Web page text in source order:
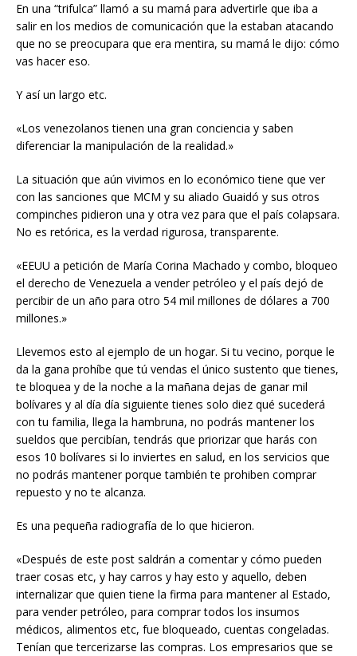
En una “trifulca” llamó a su mamá para advertirle que iba a
salir en los medios de comunicación que la estaban atacando
que no se preocupara que era mentira, su mamá le dijo: cómo
vas hacer eso.
Y así un largo etc.
«Los venezolanos tienen una gran conciencia y saben
diferenciar la manipulación de la realidad.»
La situación que aún vivimos en lo económico tiene que ver
con las sanciones que MCM y su aliado Guaidó y sus otros
compinches pidieron una y otra vez para que el país colapsara.
No es retórica, es la verdad rigurosa, transparente.
«EEUU a petición de María Corina Machado y combo, bloqueo
el derecho de Venezuela a vender petróleo y el país dejó de
percibir de un año para otro 54 mil millones de dólares a 700
millones.»
Llevemos esto al ejemplo de un hogar. Si tu vecino, porque le
da la gana prohíbe que tú vendas el único sustento que tienes,
te bloquea y de la noche a la mañana dejas de ganar mil
bolívares y al día día siguiente tienes solo diez qué sucederá
con tu familia, llega la hambruna, no podrás mantener los
sueldos que percibían, tendrás que priorizar que harás con
esos 10 bolívares si lo inviertes en salud, en los servicios que
no podrás mantener porque también te prohiben comprar
repuesto y no te alcanza.
Es una pequeña radiografía de lo que hicieron.
«Después de este post saldrán a comentar y cómo pueden
traer cosas etc, y hay carros y hay esto y aquello, deben
internalizar que quien tiene la firma para mantener al Estado,
para vender petróleo, para comprar todos los insumos
médicos, alimentos etc, fue bloqueado, cuentas congeladas.
Tenían que tercerizarse las compras. Los empresarios que se